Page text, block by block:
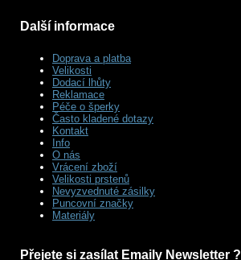
Další informace
Doprava a platba
Velikosti
Dodací lhůty
Reklamace
Péče o šperky
Často kladené dotazy
Kontakt
Info
O nás
Vrácení zboží
Velikosti prstenů
Nevyzvednuté zásilky
Puncovní značky
Materiály
Přejete si zasílat Emaily Newsletter ?